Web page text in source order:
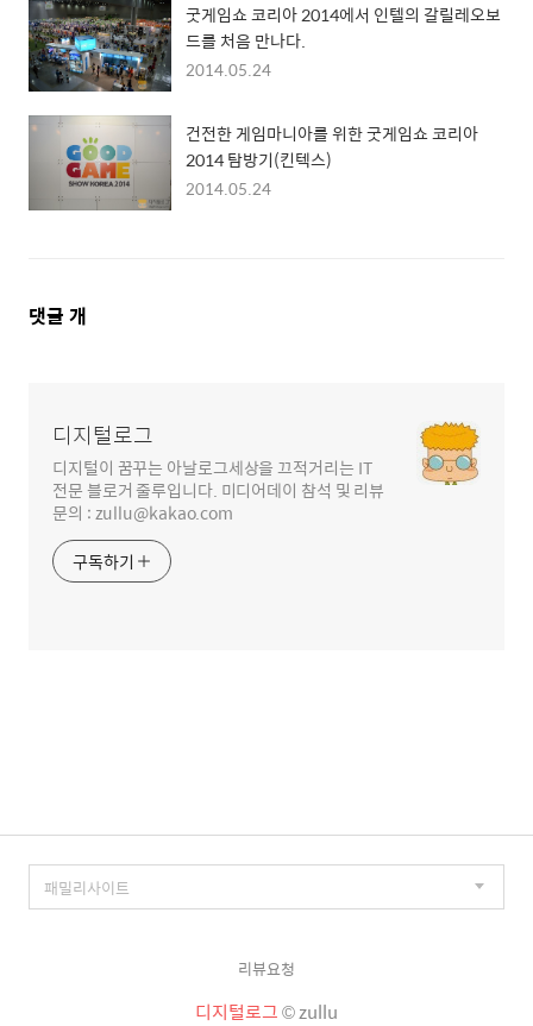
굿게임쇼 코리아 2014에서 인텔의 갈릴레오보
드를 처음 만나다.
2014.05.24
건전한 게임마니아를 위한 굿게임쇼 코리아
2014 탐방기(킨텍스)
2014.05.24
댓
댓글 개
디지털로그
디지털이 꿈꾸는 아날로그세상을 끄적거리는 IT
전문 블로거 줄루입니다. 미디어데이 참석 및 리뷰
문의 : zullu@kakao.com
구독하기
리뷰요청
디지털로그© zullu